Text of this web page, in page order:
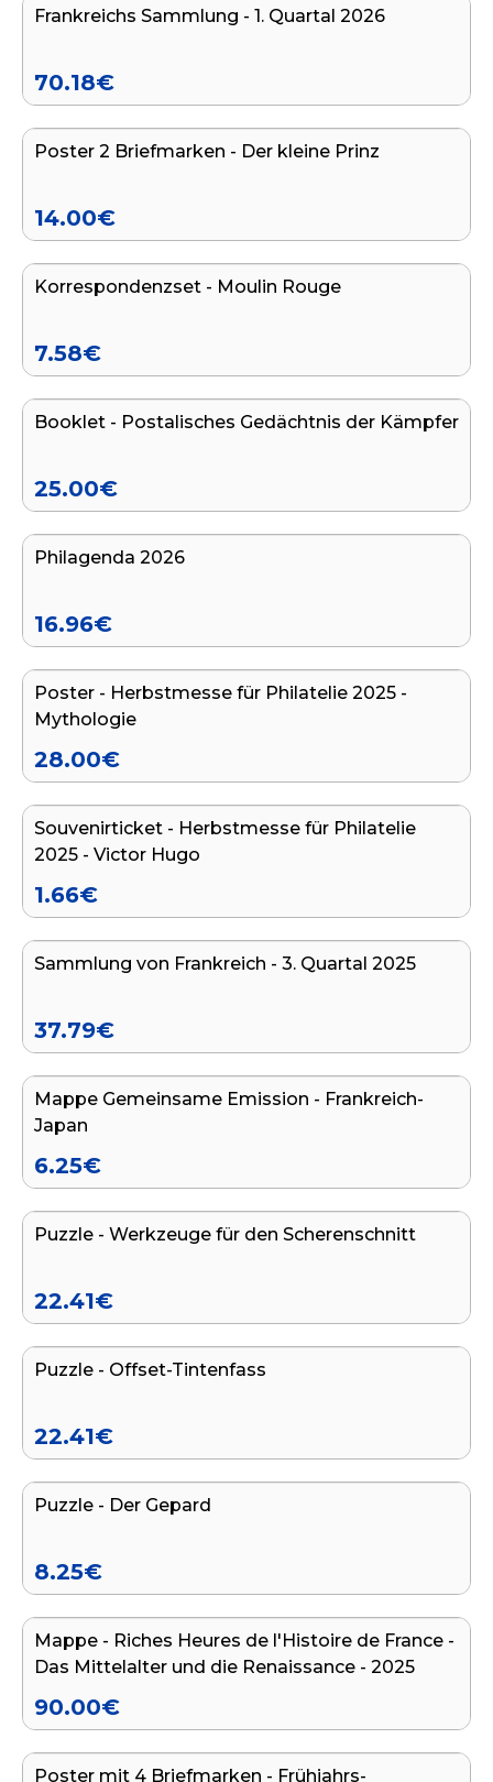
Frankreichs Sammlung - 1. Quartal 2026
70.18€
Poster 2 Briefmarken - Der kleine Prinz
14.00€
Korrespondenzset - Moulin Rouge
7.58€
Booklet - Postalisches Gedächtnis der Kämpfer
25.00€
Philagenda 2026
16.96€
Poster - Herbstmesse für Philatelie 2025 -
Mythologie
28.00€
Souvenirticket - Herbstmesse für Philatelie
2025 - Victor Hugo
1.66€
ENDE DER SERIE
Sammlung von Frankreich - 3. Quartal 2025
37.79€
ENDE DER SERIE
Mappe Gemeinsame Emission - Frankreich-
Japan
6.25€
Puzzle - Werkzeuge für den Scherenschnitt
22.41€
Puzzle - Offset-Tintenfass
22.41€
Puzzle - Der Gepard
8.25€
Mappe - Riches Heures de l'Histoire de France -
Das Mittelalter und die Renaissance - 2025
90.00€
Poster mit 4 Briefmarken - Frühjahrs-